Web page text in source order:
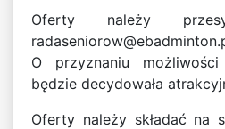
Oferty należy
O przyznaniu
będzie decydowała
Oferty należy składać na